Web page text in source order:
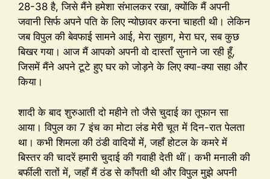
28-38 है, जिसे मैंने हमेशा संभालकर रखा, क्योंकि मैं अपनी
जवानी सिर्फ अपने पति के लिए न्योछावर करना चाहती थी। लेकिन
जब विपुल की बेवफाई सामने आई, मेरा सुहाग, मेरा घर, सब कुछ
बिखर गया। आज मैं आपको अपनी वो दास्ताँ सुनाने जा रही हूँ,
जिसमें मैंने अपने टूटे हुए घर को जोड़ने के लिए क्या-क्या सहा और
किया।
शादी के बाद शुरुआती दो महीने तो जैसे चुदाई का तूफान सा
आया। विपुल का 7 इंच का मोटा लंड मेरी चूत में दिन-रात पेलता
था। कभी शिमला की ठंडी वादियों में, जहाँ होटल के कमरे में
बिस्तर की चादरें हमारी चुदाई की गवाही देती थीं। कभी मनाली की
बर्फीली रातों में, जहाँ मैं ठंड से काँपती थी और विपुल मुझे अपनी